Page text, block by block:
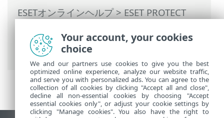
ESETオンラインヘルプ>ESET PROTECT
ESET PROTECT On-Prem メインメニュー
> ポリシー
Your account, your cookies
choice
We and our partners use cookies to give you the best
optimized online experience, analyze our website traffic,
and serve you with personalized ads. You can agree to the
collection of all cookies by clicking "Accept all and close",
decline all non-essential cookies by choosing "Accept
essential cookies only", or adjust your cookie settings by
clicking "Manage cookies". You also have the right to